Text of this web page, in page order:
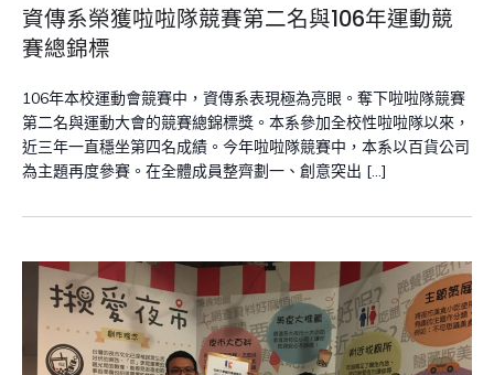
資傳系榮獲啦啦隊競賽第二名與106年運動競
賽總錦標
106年本校運動會競賽中，資傳系表現極為亮眼。奪下啦啦隊競賽
第二名與運動大會的競賽總錦標獎。本系參加全校性啦啦隊以來，
近三年一直穩坐第四名成績。今年啦啦隊競賽中，本系以百貨公司
為主題再度參賽。在全體成員整齊劃一、創意突出 […]